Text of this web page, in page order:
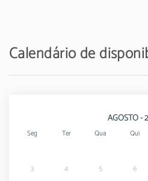
Calendário de
AGOSTO -
Seg Ter Qua Qui
3
4 5 6